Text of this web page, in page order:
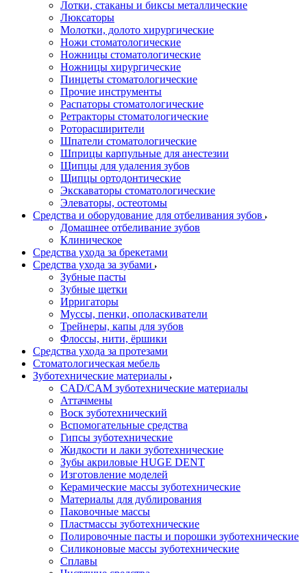
Лотки, стаканы и биксы металлические
Люксаторы
Молотки, долото хирургические
Ножи стоматологические
Ножницы стоматологические
Ножницы хирургические
Пинцеты стоматологические
Прочие инструменты
Распаторы стоматологические
Ретракторы стоматологические
Роторасширители
Шпатели стоматологические
Шприцы карпульные для анестезии
Щипцы для удаления зубов
Щипцы ортодонтические
Экскаваторы стоматологические
Элеваторы, остеотомы
Средства и оборудование для отбеливания зубов
Домашнее отбеливание зубов
Клиническое
Средства ухода за брекетами
Средства ухода за зубами
Зубные пасты
Зубные щетки
Ирригаторы
Муссы, пенки, ополаскиватели
Трейнеры, капы для зубов
Флоссы, нити, ёршики
Средства ухода за протезами
Стоматологическая мебель
Зуботехнические материалы
CAD/CAM зуботехнические материалы
Аттачмены
Воск зуботехнический
Вспомогательные средства
Гипсы зуботехнические
Жидкости и лаки зуботехнические
Зубы акриловые HUGE DENT
Изготовление моделей
Керамические массы зуботехнические
Материалы для дублирования
Паковочные массы
Пластмассы зуботехнические
Полировочные пасты и порошки зуботехнические
Силиконовые массы зуботехнические
Сплавы